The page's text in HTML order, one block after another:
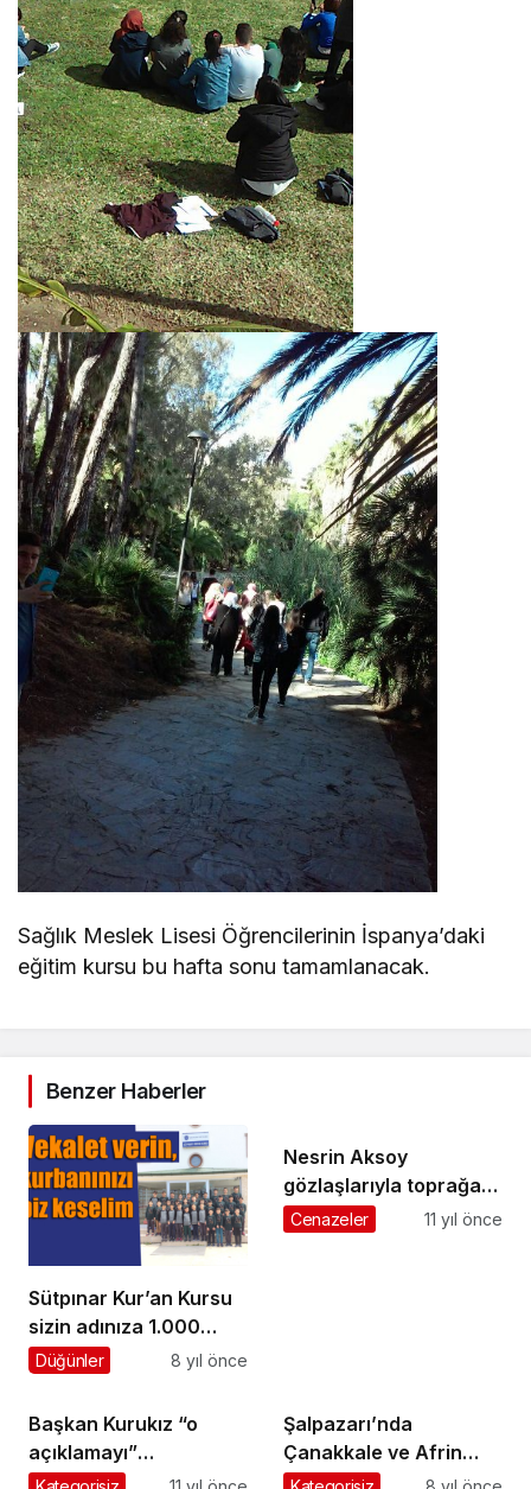
Sağlık Meslek Lisesi Öğrencilerinin İspanya’daki
eğitim kursu bu hafta sonu tamamlanacak.
Benzer Haberler
Sütpınar Kur’an Kursu
sizin adınıza 1.000
TL’ye kurban kestiriyor
Düğünler 8 yıl önce
Nesrin Aksoy
gözlaşlarıyla toprağa
verildi
Cenazeler 11 yıl önce
Başkan Kurukız “o
açıklamayı”
değerlendirdi
Şalpazarı’nda
Çanakkale ve Afrin
Zaferi böyle kutlandı